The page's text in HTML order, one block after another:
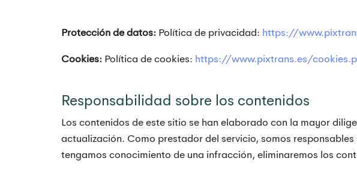
Protección de datos: Política de privacidad: https://
Cookies: Política de cookies: https://www.pixtrans.es/
Responsabilidad sobre los contenidos
Los contenidos de este sitio se han elaborado con la mayor
actualización. Como prestador del servicio, somos
tengamos conocimiento de una infracción, eliminaremos los